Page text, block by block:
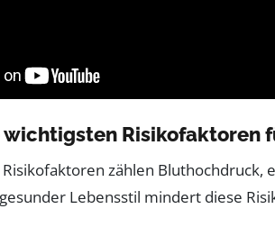
wichtigsten Risikofaktoren
zählen Bluthochdruck,
Lebensstil mindert diese